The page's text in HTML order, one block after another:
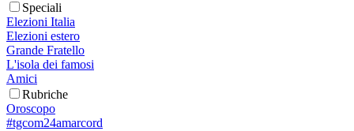
Speciali
Elezioni Italia
Elezioni estero
Grande Fratello
L'isola dei famosi
Amici
Rubriche
Oroscopo
#tgcom24amarcord